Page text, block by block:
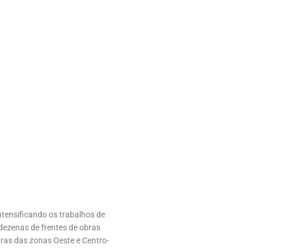
os trabalhos de
de frentes de obras
das zonas Oeste e Centro-